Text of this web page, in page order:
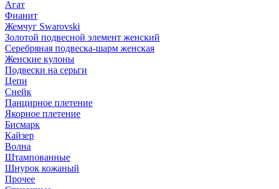
Агат
Фианит
Жемчуг Swarovski
Золотой подвесной элемент женcкий
Серебряная подвеска-шарм женская
Женские кулоны
Подвески на серьги
Цепи
Снейк
Панцирное плетение
Якорное плетение
Бисмарк
Кайзер
Волна
Штампованные
Шнурок кожаный
Прочее